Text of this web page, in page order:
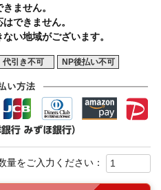
ません。
できません。
い地域がございます。
代引き不可 NP後払い不可